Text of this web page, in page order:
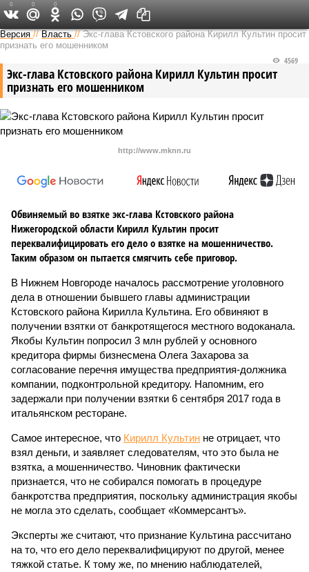
Версия в Кирове
Версия //Власть //Экс-глава Кстовского района Кирилл Культин просит
признать его мошенником
Экс-глава Кстовского района Кирилл Культин просит
признать его мошенником
4569
http://www.mknn.ru
Обвиняемый во взятке экс-глава Кстовского района
Нижегородской области Кирилл Культин просит
переквалифицировать его дело о взятке на мошенничество.
Таким образом он пытается смягчить себе приговор.
В Нижнем Новгороде началось рассмотрение уголовного
дела в отношении бывшего главы администрации
Кстовского района Кирилла Культина. Его обвиняют в
получении взятки от банкротящегося местного водоканала.
Якобы Культин попросил 3 млн рублей у основного
кредитора фирмы бизнесмена Олега Захарова за
согласование перечня имущества предприятия-должника
компании, подконтрольной кредитору. Напомним, его
задержали при получении взятки 6 сентября 2017 года в
итальянском ресторане.
Самое интересное, что Кирилл Культин не отрицает, что
взял деньги, и заявляет следователям, что это была не
взятка, а мошенничество. Чиновник фактически
признается, что не собирался помогать в процедуре
банкротства предприятия, поскольку администрация якобы
не могла это сделать, сообщает «Коммерсантъ».
Эксперты же считают, что признание Культина рассчитано
на то, что его дело переквалифицируют по другой, менее
тяжкой статье. К тому же, по мнению наблюдателей,
0 0 0